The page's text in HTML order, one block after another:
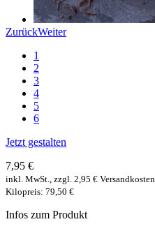
ZurückWeiter
1
2
3
4
5
6
Jetzt gestalten
7,95 €
inkl. MwSt., zzgl. 2,95 € Versandkosten
Kilopreis: 79,50 €
Infos zum Produkt